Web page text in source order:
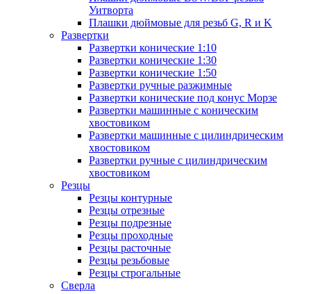
Уитворта
Плашки дюймовые для резьб G, R и K
Развертки
Развертки конические 1:10
Развертки конические 1:30
Развертки конические 1:50
Развертки ручные разжимные
Развертки конические под конус Морзе
Развертки машинные с коническим
хвостовиком
Развертки машинные с цилиндрическим
хвостовиком
Развертки ручные с цилиндрическим
хвостовиком
Резцы
Резцы контурные
Резцы отрезные
Резцы подрезные
Резцы проходные
Резцы расточные
Резцы резьбовые
Резцы строгальные
Сверла